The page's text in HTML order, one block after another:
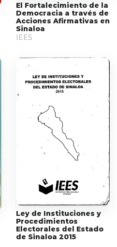
El Fortalecimiento de la
Democracia a través de
Acciones Afirmativas en
Sinaloa
IEES
Ley de Instituciones y
Procedimientos
Electorales del Estado
de Sinaloa 2015